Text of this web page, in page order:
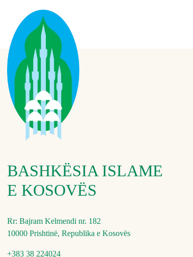
BASHKËSIA ISLAME
E KOSOVËS
Rr: Bajram Kelmendi nr. 182
10000 Prishtinë, Republika e Kosovës
+383 38 224024